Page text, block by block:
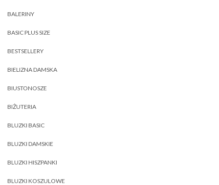
BALERINY
BASIC PLUS SIZE
BESTSELLERY
BIELIZNA DAMSKA
BIUSTONOSZE
BIŻUTERIA
BLUZKI BASIC
BLUZKI DAMSKIE
BLUZKI HISZPANKI
BLUZKI KOSZULOWE